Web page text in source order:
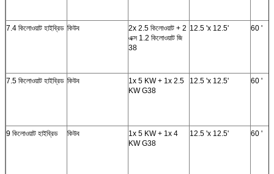
7.4 কিলোওয়াট হাইব্রিড কিউব
2x 2.5 কিলোওয়াট + 2
এক্স 1.2 কিলোওয়াট জি
38
12.5 'x 12.5' 60 '
7.5 কিলোওয়াট হাইব্রিড কিউব
1x 5 KW + 1x 2.5
KW G38
12.5 'x 12.5' 60 '
9 কিলোওয়াট হাইব্রিড কিউব
1x 5 KW + 1x 4
KW G38
12.5 'x 12.5' 60 '